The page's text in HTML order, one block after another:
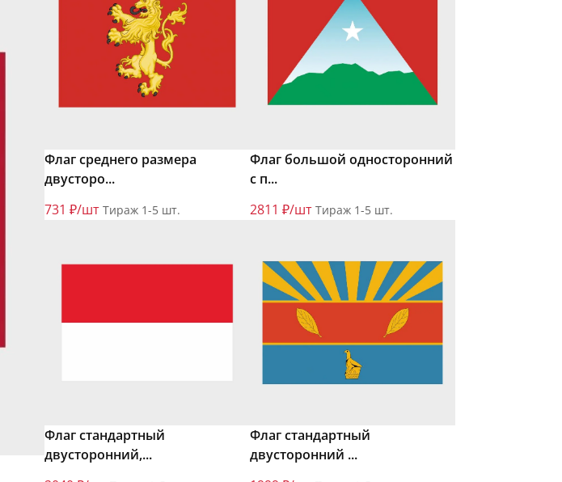
Флаг среднего размера
двусторо...
731 ₽/шт Тираж 1-5 шт.
Флаг большой односторонний
с п...
2811 ₽/шт Тираж 1-5 шт.
Флаг стандартный
двусторонний,...
Флаг стандартный
двусторонний ...